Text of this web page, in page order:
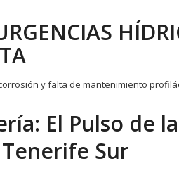
El Pulso de la
Sur